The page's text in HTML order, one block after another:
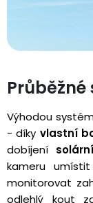
Výhodou
- díky vlastní
dobíjení
kameru
monitorovat
odlehlý kout